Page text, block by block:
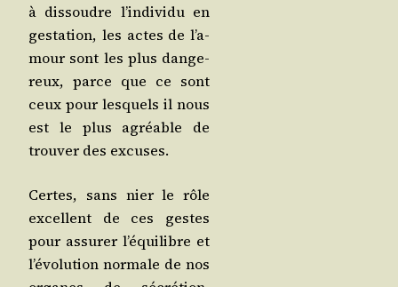
à dis­soudre l’in­di­vi­du en
ges­ta­tion, les actes de l’a­
mour sont les plus dan­ge­
reux, parce que ce sont
ceux pour les­quels il nous
est le plus agréable de
trou­ver des excuses.
Certes, sans nier le rôle
excellent de ces gestes
pour assu­rer l’é­qui­libre et
l’é­vo­lu­tion nor­male de nos